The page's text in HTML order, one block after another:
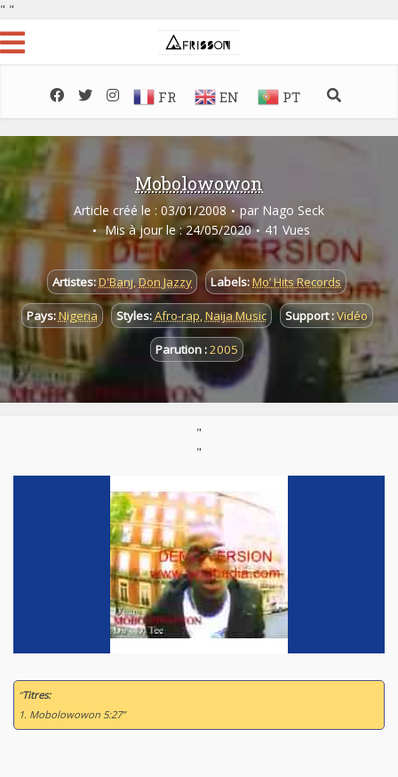
" "
FR EN PT
Mobolowowon
Article créé le : 03/01/2008 par Nago Seck
Mis à jour le : 24/05/2020
41 Vues
Artistes:D'Banj, Don Jazzy Labels:Mo’ Hits Records
Pays:Nigeria Styles:Afro-rap,Naija Music Support :Vidéo
Parution :2005
"
"
“Titres:
1. Mobolowowon 5:27”